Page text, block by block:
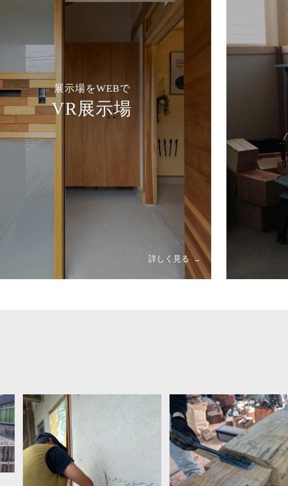
展示場をWEBで
VR展示場
詳しく見る